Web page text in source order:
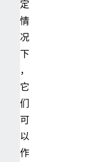
定
情
况
下
，
它
们
可
以
作